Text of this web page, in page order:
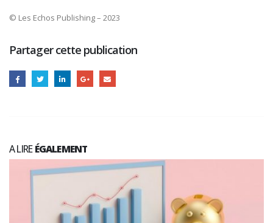
© Les Echos Publishing – 2023
Partager cette publication
A LIREÉGALEMENT